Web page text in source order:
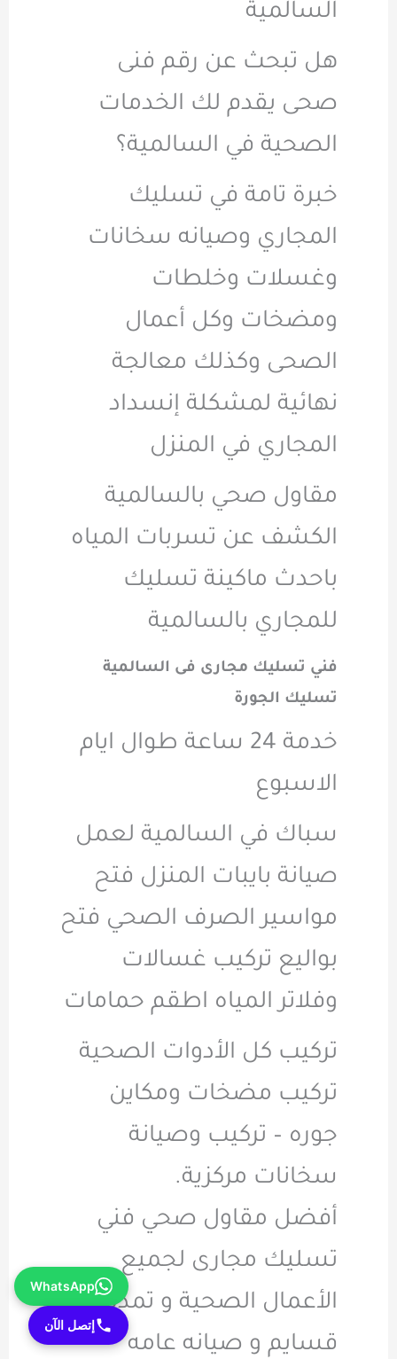
السالمية
هل تبحث عن رقم فنى
صحى يقدم لك الخدمات
الصحية في السالمية؟
خبرة تامة في تسليك
المجاري وصيانه سخانات
وغسلات وخلطات
ومضخات وكل أعمال
الصحى وكذلك معالجة
نهائية لمشكلة إنسداد
المجاري في المنزل
مقاول صحي بالسالمية
الكشف عن تسربات المياه
باحدث ماكينة تسليك
للمجاري بالسالمية
فني تسليك مجارى فى السالمية
تسليك الجورة
خدمة 24 ساعة طوال ايام
الاسبوع
سباك في السالمية لعمل
صيانة بايبات المنزل فتح
مواسير الصرف الصحي فتح
بواليع تركيب غسالات
وفلاتر المياه اطقم حمامات
تركيب كل الأدوات الصحية
تركيب مضخات ومكاين
جوره – تركيب وصيانة
سخانات مركزية.
أفضل مقاول صحي فني
تسليك مجارى لجميع
الأعمال الصحية و تمديد
قسايم و صيانه عامه
WhatsApp
إتصل الآن